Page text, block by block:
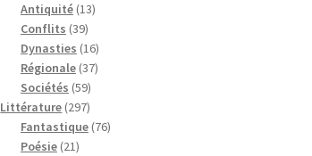
produits
Antiquité 1313
Conflits 3939
produits
Dynasties 1616
produits
Régionale 3737
Sociétés 5959
produits
Littérature 297297
produits
Fantastique 7676
Poésie 2121